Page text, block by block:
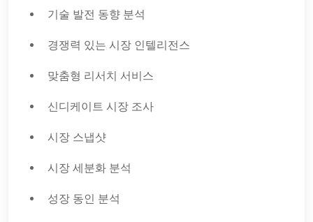
기술 발전 동향 분석
경쟁력 있는 시장 인텔리전스
맞춤형 리서치 서비스
신디케이트 시장 조사
시장 스냅샷
시장 세분화 분석
성장 동인 분석